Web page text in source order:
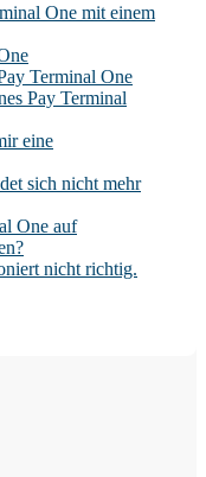
One mit einem
Terminal One
Pay Terminal
eine
sich nicht mehr
One auf
nicht richtig.